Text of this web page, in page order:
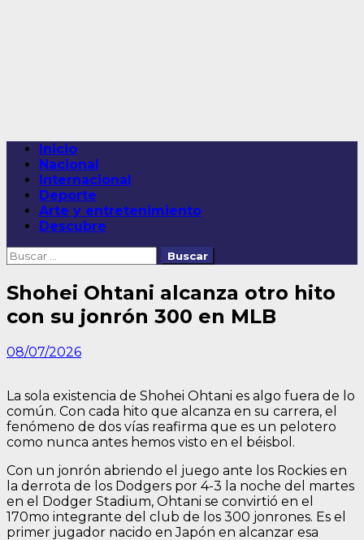
Menú
principal
Inicio
Nacional
Internacional
Deporte
Arte y entretenimiento
Descubre
Buscar:
Shohei Ohtani alcanza otro hito
con su jonrón 300 en MLB
08/07/2026
La sola existencia de Shohei Ohtani es algo fuera de lo
común. Con cada hito que alcanza en su carrera, el
fenómeno de dos vías reafirma que es un pelotero
como nunca antes hemos visto en el béisbol.
Con un jonrón abriendo el juego ante los Rockies en
la derrota de los Dodgers por 4-3 la noche del martes
en el Dodger Stadium, Ohtani se convirtió en el
170mo integrante del club de los 300 jonrones. Es el
primer jugador nacido en Japón en alcanzar esa